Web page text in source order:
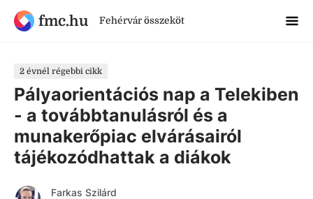
fmc.hu Fehérvár összeköt
2 évnél régebbi cikk
Pályaorientációs nap a Telekiben
- a továbbtanulásról és a
munakerőpiac elvárásairól
tájékozódhattak a diákok
Farkas Szilárd